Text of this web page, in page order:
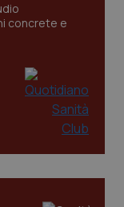
concrete e